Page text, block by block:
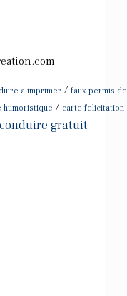
a imprimer / faux permis de
humoristique / carte felicitation
gratuit